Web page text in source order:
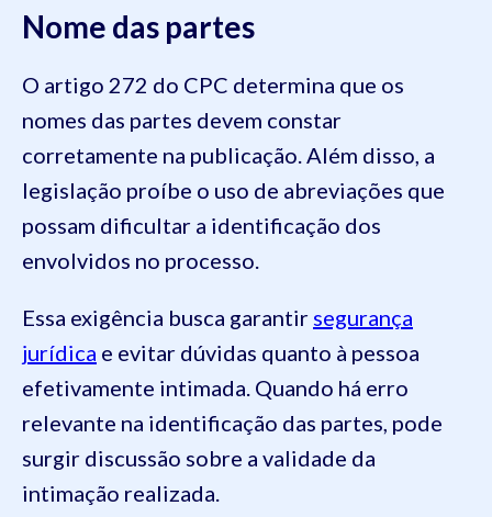
Nome das partes
O artigo 272 do CPC determina que os
nomes das partes devem constar
corretamente na publicação. Além disso, a
legislação proíbe o uso de abreviações que
possam dificultar a identificação dos
envolvidos no processo.
Essa exigência busca garantir segurança
jurídica e evitar dúvidas quanto à pessoa
efetivamente intimada. Quando há erro
relevante na identificação das partes, pode
surgir discussão sobre a validade da
intimação realizada.